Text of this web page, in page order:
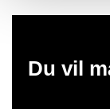
Du vil